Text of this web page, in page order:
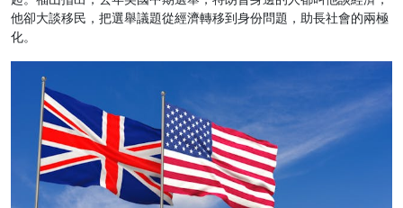
他卻大談移民，把選舉議題從經濟轉移到身份問題，助長社會的兩極
化。